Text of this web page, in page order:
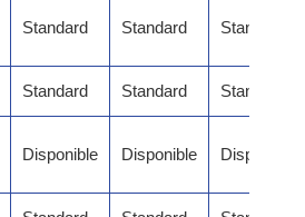
Standard Standard Standard
Standard Standard Standard
Disponible Disponible Disponible